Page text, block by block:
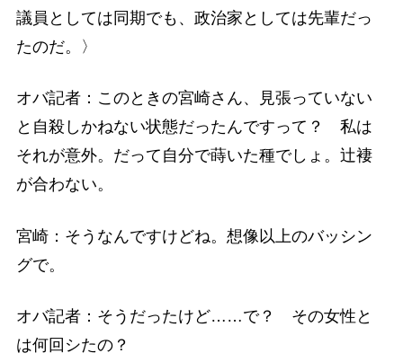
議員としては同期でも、政治家としては先輩だっ
たのだ。〉
オバ記者：このときの宮崎さん、見張っていない
と自殺しかねない状態だったんですって？ 私は
それが意外。だって自分で蒔いた種でしょ。辻褄
が合わない。
宮崎：そうなんですけどね。想像以上のバッシン
グで。
オバ記者：そうだったけど……で？ その女性と
は何回シたの？